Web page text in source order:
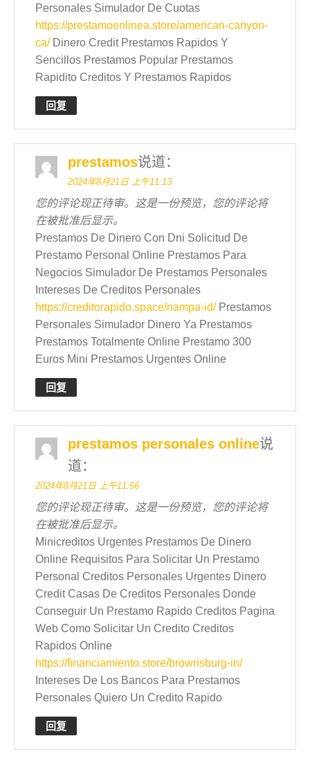
Personales Simulador De Cuotas
https://prestamoenlinea.store/american-canyon-
ca/Dinero Credit Prestamos Rapidos Y
Sencillos Prestamos Popular Prestamos
Rapidito Creditos Y Prestamos Rapidos
回复
prestamos说道：
2024年8月21日 上午11:13
您的评论现正待审。这是一份预览，您的评论将
在被批准后显示。
Prestamos De Dinero Con Dni Solicitud De
Prestamo Personal Online Prestamos Para
Negocios Simulador De Prestamos Personales
Intereses De Creditos Personales
https://creditorapido.space/nampa-id/Prestamos
Personales Simulador Dinero Ya Prestamos
Prestamos Totalmente Online Prestamo 300
Euros Mini Prestamos Urgentes Online
回复
prestamos personales online说
道：
2024年8月21日 上午11:56
您的评论现正待审。这是一份预览，您的评论将
在被批准后显示。
Minicreditos Urgentes Prestamos De Dinero
Online Requisitos Para Solicitar Un Prestamo
Personal Creditos Personales Urgentes Dinero
Credit Casas De Creditos Personales Donde
Conseguir Un Prestamo Rapido Creditos Pagina
Web Como Solicitar Un Credito Creditos
Rapidos Online
https://financiamiento.store/brownsburg-in/
Intereses De Los Bancos Para Prestamos
Personales Quiero Un Credito Rapido
回复